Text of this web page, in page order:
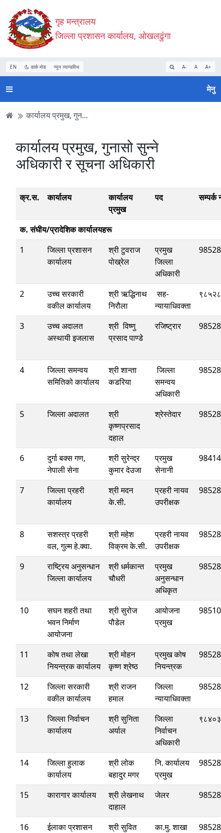
Accessibility
Mode
सुरु
गर्नुहोस्
सामाग्री
पढ्नुहाेस्
नेभिगेसन
पढ्नुहाेस्
वेबसाइट
खोजमा
जानुहोस्
गृह मन्त्रालय
जिल्ला प्रशासन कार्यालय, ओखलढुंगा
EN डार्क मोड न्यून व्यान्डविथ A- A A+
मेनु
कार्यालय प्रमुख, गुन...
कार्यालय प्रमुख, गुनासो सुन्‍ने
अधिकारी र सूचना अधिकारी
क्र.स. कार्यालय
कार्यालय
प्रमुख
पद सम्पर्क
क. संघीय/प्रादेशिक कार्यालयहरू
1
जिल्ला प्रशासन
कार्यालय
श्री टुवराज
पोख्रेल
प्रमुख
जिल्ला
अधिकारी
2
उच्च सरकारी
वकील कार्यालय
श्री ऋद्धिनाथ
निरौला
सह-
न्यायाधिवक्ता
3
उच्च अदालत
अस्थायी इजलास
श्री विष्णु
प्रसाद पाण्डे
रजिष्ट्रार
4
जिल्ला समन्वय
समितिको कार्यालय
श्री शान्ता
कडरिया
जिल्ला
समन्वय
अधिकारी
5 जिल्ला अदालत
श्री
कृष्णप्रसाद
दहाल
श्रेस्तेदार
6
दुर्गा बक्स गण,
नेपाली सेना
श्री सुरेन्द्र
कुमार देउजा
प्रमुख
सेनानी
7
जिल्ला प्रहरी
कार्यालय
श्री मदन
के.सी.
प्रहरी नायव
उपरीक्षक
8
सशस्त्र प्रहरी
वल‚ गुल्म हे.क्वा.
श्री महेश
विक्रम के.सी.
प्रहरी नायव
उपरीक्षक
9
राष्ट्रिय अनुसन्धान
जिल्ला कार्यालय
श्री धर्मकान्त
चौधरी
प्रमुख
अनुसन्धान
अधिकृत
10
सघन शहरी तथा
भवन निर्माण
आयोजना
श्री सुरोज
पौडेल
आयोजना
प्रमुख
11
कोष तथा लेखा
नियन्त्रक कार्यालय
श्री मोहन
कृष्ण श्रेष्ठ
प्रमुख कोष
नियन्त्रक
12
जिल्ला सरकारी
वकील कार्यालय
श्री राजन
हमाल
जिल्ला
न्यायाधिवक्ता
13
जिल्ला निर्वाचन
कार्यालय
श्री सुनिता
अर्याल
जिल्ला
निर्वाचन
अधिकारी
14
जिल्ला हुलाक
कार्यालय
श्री लोक
बहादुर मगर
नि. कार्यालय
प्रमुख
15 कारागार कार्यालय
श्री लेखनाथ
दाहाल
जेलर
16
ईलाका प्रशासन
श्री सुवित
का.मु. शाखा